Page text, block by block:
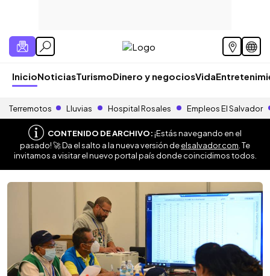
InicioNoticiasTurismoDinero y negociosVida
Terremotos Lluvias Hospital Rosales Empleos El Salvador
CONTENIDO DE ARCHIVO:¡Estás navegando en el
pasado! 🚀 Da el salto a la nueva versión deelsalvador.com . Te
invitamos a visitar el nuevo portal país donde coincidimos todos.